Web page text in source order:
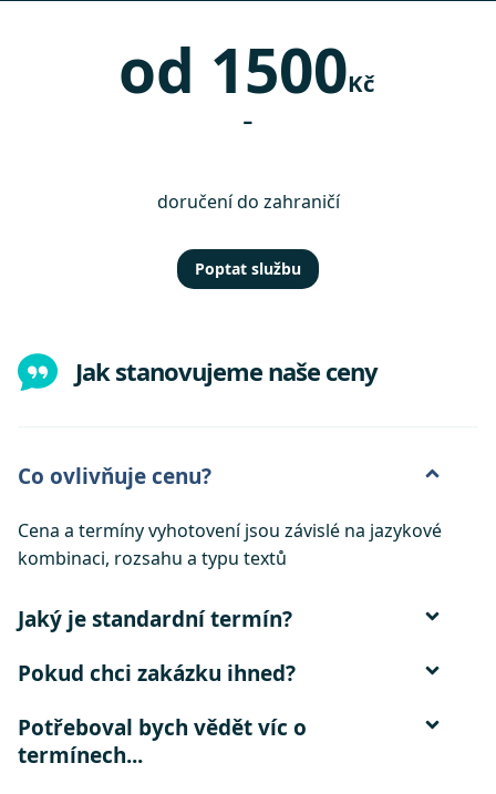
od 1500Kč
-
doručení do zahraničí
Poptat službu
Jak stanovujeme naše ceny
Co ovlivňuje cenu?
Cena a termíny vyhotovení jsou závislé na jazykové
kombinaci, rozsahu a typu textů
Jaký je standardní termín?
Pokud chci zakázku ihned?
Potřeboval bych vědět víc o
termínech...